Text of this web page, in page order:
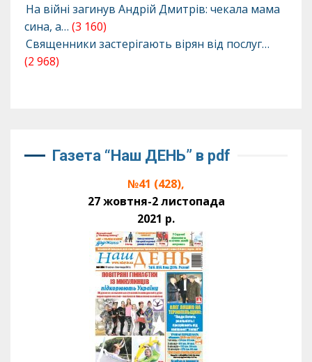
На війні загинув Андрій Дмитрів: чекала мама
сина, а… (3 160)
Священники застерігають вірян від послуг…
(2 968)
Газета “Наш ДЕНЬ” в pdf
№41 (428),
27 жовтня-2 листопада
2021 р.